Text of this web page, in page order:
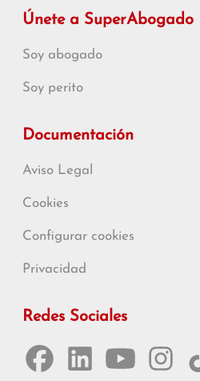
Únete a SuperAbogado
Soy abogado
Soy perito
Documentación
Aviso Legal
Cookies
Configurar cookies
Privacidad
Redes Sociales